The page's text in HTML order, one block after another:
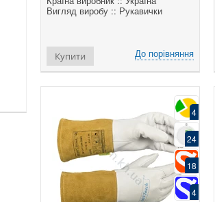
Вигляд виробу :: Рукавички
До порівняння
Купити
4
24
18
4